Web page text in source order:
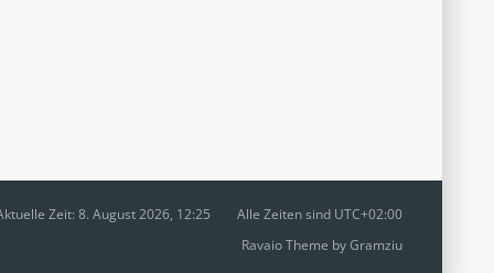
Alle Zeiten sind UTC+02:00
Zeit: 8. August 2026, 12:25
Ravaio Theme byGramziu